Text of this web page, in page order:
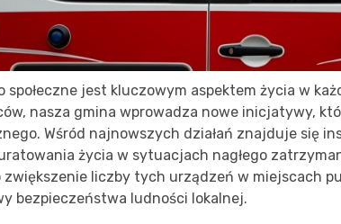
społeczne jest kluczowym aspektem życia w
nasza gmina wprowadza nowe inicjatywy,
Wśród najnowszych działań znajduje się
życia w sytuacjach nagłego
liczby tych urządzeń w miejscach
bezpieczeństwa ludności lokalnej.